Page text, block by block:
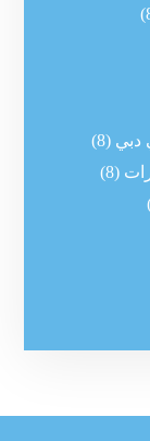
دبي (8)
(8)